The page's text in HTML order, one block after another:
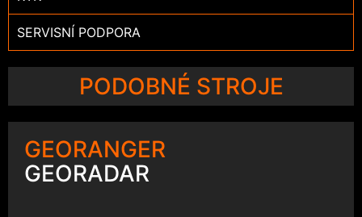
SERVISNÍ PODPORA
PODOBNÉ STROJE
GEORANGER
GEORADAR